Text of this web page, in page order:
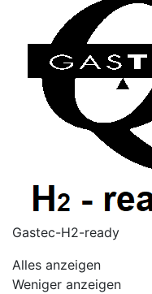
Gastec-H2-ready
Alles anzeigen
Weniger anzeigen